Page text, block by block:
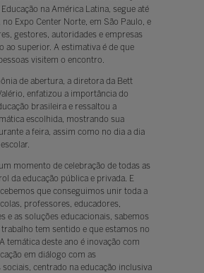
na América Latina, segue até
Expo Center Norte, em São Paulo, e
gestores, autoridades e empresas
ao superior. A estimativa é de que
visitem o encontro.
de abertura, a diretora da Bett
enfatizou a importância do
brasileira e ressaltou a
escolhida, mostrando sua
a feira, assim como no dia a dia
momento de celebração de todas as
da educação pública e privada. E
que conseguimos unir toda a
professores, educadores,
e as soluções educacionais, sabemos
tem sentido e que estamos no
temática deste ano é inovação com
em diálogo com as
centrado na educação inclusiva